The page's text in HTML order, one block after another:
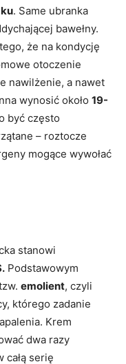
. Same ubranka
bawełny.
że na kondycję
otoczenie
nawilżenie, a nawet
wynosić około 19-
być często
– roztocze
mogące wywołać
stanowi
Podstawowym
emolient, czyli
którego zadanie
Krem
dwa razy
serię